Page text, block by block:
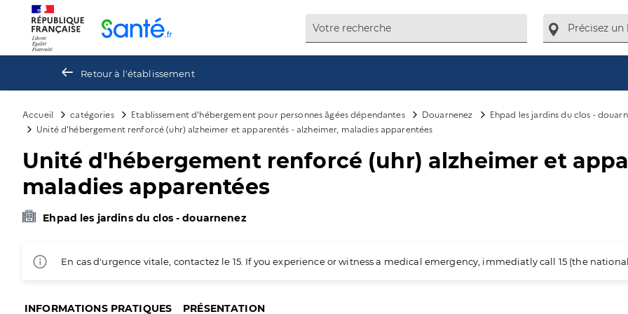
Retour à l'établissement
Accueil catégories Etablissement d'hébergement pour personnes âgées dépendantes Douarnenez
Ehpad les jardins du clos -
Unité d'hébergement renforcé (uhr) alzheimer et apparentés - alzheimer, maladies apparentées
Unité d'hébergement renforcé (uhr) alzheimer et
maladies apparentées
Ehpad les jardins du clos - douarnenez
En cas d'urgence vitale, contactez le 15. If you experience or witness a medical emergency, immediatly call 15 (the
INFORMATIONS PRATIQUES PRÉSENTATION
Panneau de gestion des cookies